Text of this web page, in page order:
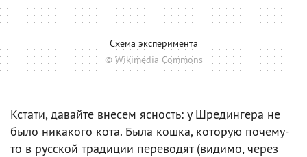
Схема эксперимента
© Wikimedia Commons
Кстати, давайте внесем ясность: у Шредингера не
было никакого кота. Была кошка, которую почему-
то в русской традиции переводят (видимо, через